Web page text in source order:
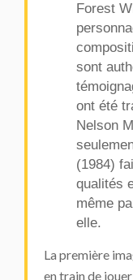
Forest
sont
ont été
Nelson
(1984)
qualités
même
elle.
La première
en train de